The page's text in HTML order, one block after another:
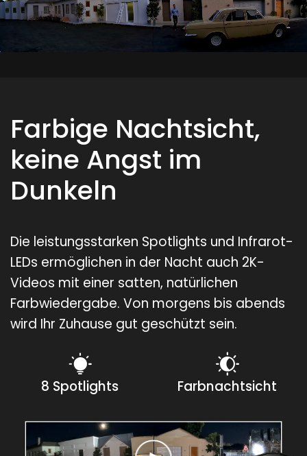
Farbige Nachtsicht,
keine Angst im
Dunkeln
Die leistungsstarken Spotlights und Infrarot-
LEDs ermöglichen in der Nacht auch 2K-
Videos mit einer satten, natürlichen
Farbwiedergabe. Von morgens bis abends
wird Ihr Zuhause gut geschützt sein.
8 Spotlights Farbnachtsicht